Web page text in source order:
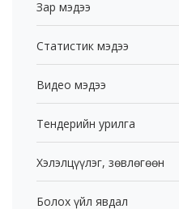
Зар мэдээ
Статистик мэдээ
Видео мэдээ
Тендерийн урилга
Хэлэлцүүлэг, зөвлөгөөн
Болох үйл явдал